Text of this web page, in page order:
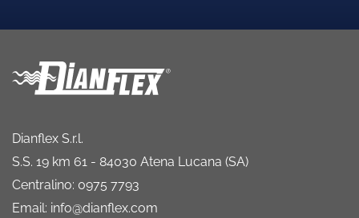
Dianflex S.r.l.
S.S. 19 km 61 - 84030 Atena Lucana (SA)
Centralino: 0975 7793
Email: info@dianflex.com